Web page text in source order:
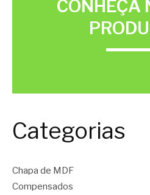
CONHEÇA
Categorias
Chapa de MDF
Compensados